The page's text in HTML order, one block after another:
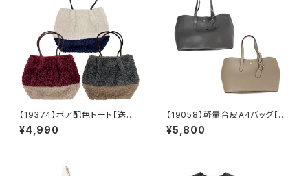
【19374】ボア配色トート【送料
無料】秋冬バッグ 新作
¥4,990
【19058】軽量合皮A4バッグ【送
料無料】PUバッグ トートバッ
グ 無地 シンプル 肩掛けバ
¥5,800